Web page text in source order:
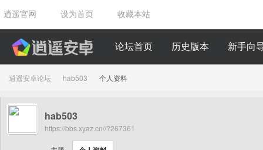
逍遥官网 设为首页 收藏本站
论坛首页 历史版本 新手向
逍遥安卓论坛
›
hab503
›
个人资料
hab503
https://bbs.xyaz.cn//?267361